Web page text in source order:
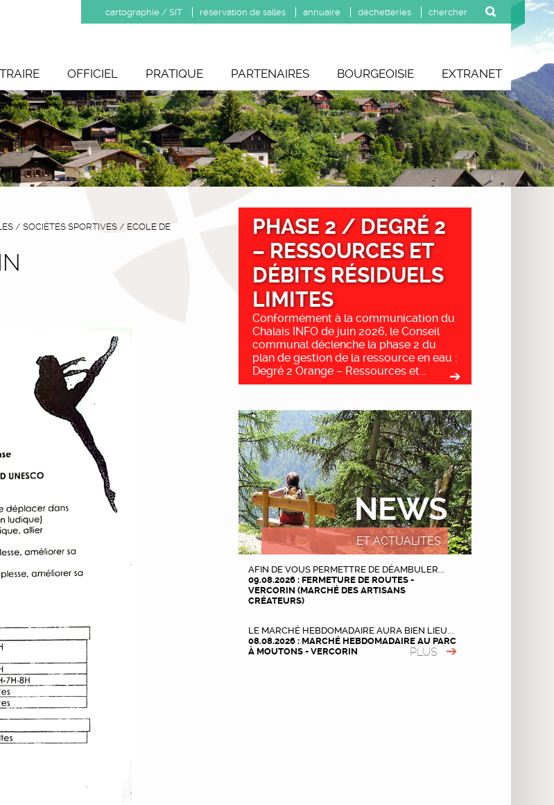
cartographie / SIT réservation de salles annuaire déchetteries
OFFICIEL PRATIQUE PARTENAIRES BOURGEOISIE EXTRANET
/ SOCIÉTÉS SPORTIVES / ECOLE DE
PHASE 2 / DEGRÉ 2
– RESSOURCES ET
DÉBITS RÉSIDUELS
LIMITES
Conformément à la communication du
Chalais INFO de juin 2026, le Conseil
communal déclenche la phase 2 du
plan de gestion de la ressource en eau :
Degré 2 Orange – Ressources et...
NEWS
ET ACTUALITÉS
AFIN DE VOUS PERMETTRE DE DÉAMBULER...
09.08.2026 : FERMETURE DE ROUTES -
VERCORIN (MARCHÉ DES ARTISANS
CRÉATEURS)
LE MARCHÉ HEBDOMADAIRE AURA BIEN LIEU...
08.08.2026 : MARCHÉ HEBDOMADAIRE AU PARC
À MOUTONS - VERCORIN
PLUS